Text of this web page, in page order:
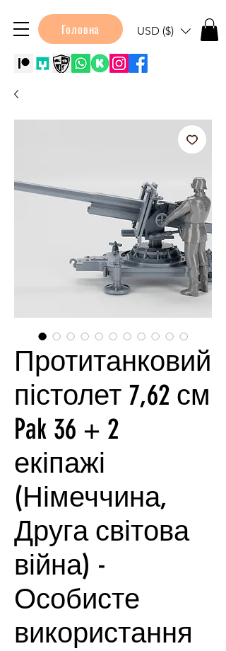
Головна USD ($)
Протитанковий
пістолет 7,62 см
Pak 36 + 2
екіпажі
(Німеччина,
Друга світова
війна) -
Особисте
використання